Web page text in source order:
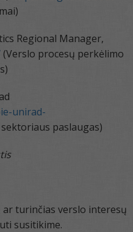
Regional Manager,
(Verslo procesų perkėlimo
unirad-
paslaugas)
ar turinčias verslo interesų
susitikime.